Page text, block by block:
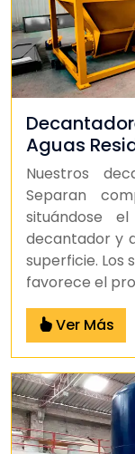
Aguas
Nuestros
Separan
situándose
decantador y
superficie. Los
favorece el
Ver Más